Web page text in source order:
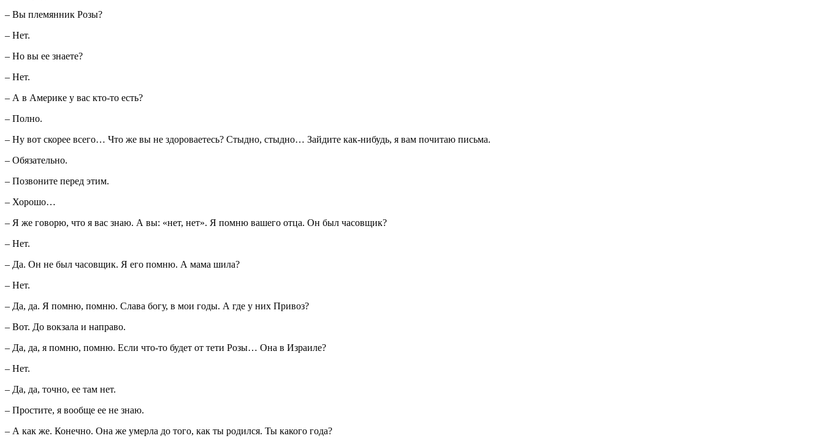
– Вы племянник Розы?
– Нет.
– Но вы ее знаете?
– Нет.
– А в Америке у вас кто-то есть?
– Полно.
– Ну вот скорее всего… Что же вы не здороваетесь? Стыдно, стыдно… Зайдите как-нибудь, я вам почитаю письма.
– Обязательно.
– Позвоните перед этим.
– Хорошо…
– Я же говорю, что я вас знаю. А вы: «нет, нет». Я помню вашего отца. Он был часовщик?
– Нет.
– Да. Он не был часовщик. Я его помню. А мама шила?
– Нет.
– Да, да. Я помню, помню. Слава богу, в мои годы. А где у них Привоз?
– Вот. До вокзала и направо.
– Да, да, я помню, помню. Если что-то будет от тети Розы… Она в Израиле?
– Нет.
– Да, да, точно, ее там нет.
– Простите, я вообще ее не знаю.
– А как же. Конечно. Она же умерла до того, как ты родился. Ты какого года?